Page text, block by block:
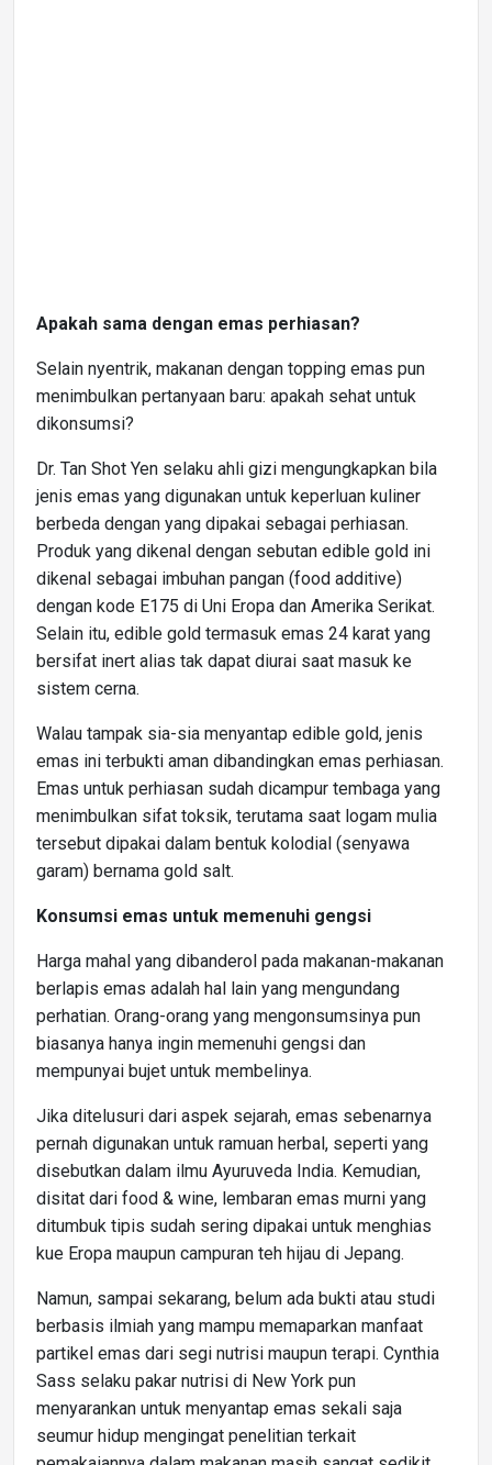
Apakah sama dengan emas perhiasan?
Selain nyentrik, makanan dengan topping emas pun
menimbulkan pertanyaan baru: apakah sehat untuk
dikonsumsi?
Dr. Tan Shot Yen selaku ahli gizi mengungkapkan bila
jenis emas yang digunakan untuk keperluan kuliner
berbeda dengan yang dipakai sebagai perhiasan.
Produk yang dikenal dengan sebutan edible gold ini
dikenal sebagai imbuhan pangan (food additive)
dengan kode E175 di Uni Eropa dan Amerika Serikat.
Selain itu, edible gold termasuk emas 24 karat yang
bersifat inert alias tak dapat diurai saat masuk ke
sistem cerna.
Walau tampak sia-sia menyantap edible gold, jenis
emas ini terbukti aman dibandingkan emas perhiasan.
Emas untuk perhiasan sudah dicampur tembaga yang
menimbulkan sifat toksik, terutama saat logam mulia
tersebut dipakai dalam bentuk kolodial (senyawa
garam) bernama gold salt.
Konsumsi emas untuk memenuhi gengsi
Harga mahal yang dibanderol pada makanan-makanan
berlapis emas adalah hal lain yang mengundang
perhatian. Orang-orang yang mengonsumsinya pun
biasanya hanya ingin memenuhi gengsi dan
mempunyai bujet untuk membelinya.
Jika ditelusuri dari aspek sejarah, emas sebenarnya
pernah digunakan untuk ramuan herbal, seperti yang
disebutkan dalam ilmu Ayuruveda India. Kemudian,
disitat dari food & wine, lembaran emas murni yang
ditumbuk tipis sudah sering dipakai untuk menghias
kue Eropa maupun campuran teh hijau di Jepang.
Namun, sampai sekarang, belum ada bukti atau studi
berbasis ilmiah yang mampu memaparkan manfaat
partikel emas dari segi nutrisi maupun terapi. Cynthia
Sass selaku pakar nutrisi di New York pun
menyarankan untuk menyantap emas sekali saja
seumur hidup mengingat penelitian terkait